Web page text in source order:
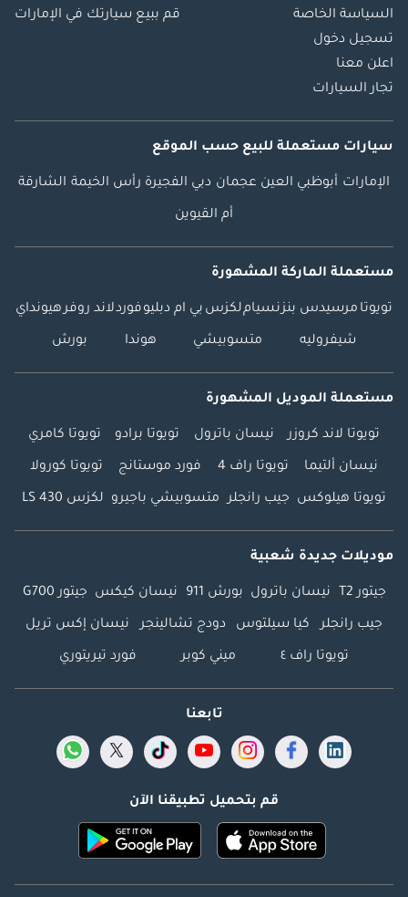
السياسة الخاصة
تسجيل دخول
اعلن معنا
تجار السيارات
قم ببيع سيارتك في الإمارات
سيارات مستعملة للبيع حسب الموقع
الإمارات أبوظبي العين عجمان دبي الفجيرة رأس الخيمة الشارقة
أم القيوين
مستعملة الماركة المشهورة
تويوتا مرسيدس بنزنسياملكزس بي ام دبليوفوردلاند روفرهيونداي
شيفروليه متسوبيشي هوندا بورش
مستعملة الموديل المشهورة
تويوتا لاند كروزر نيسان باترول تويوتا برادو تويوتا كامري
نيسان ألتيما تويوتا راف 4 فورد موستانج تويوتا كورولا
تويوتا هيلوكس جيب رانجلر متسوبيشي باجيرو لكزس LS 430
موديلات جديدة شعبية
جيتور T2 نيسان باترول بورش 911 نيسان كيكس جيتور G700
جيب رانجلر كيا سيلتوس دودج تشالينجر نيسان إكس تريل
تويوتا راف ٤ ميني كوبر فورد تيريتوري
تابعنا
قم بتحميل تطبيقنا الآن